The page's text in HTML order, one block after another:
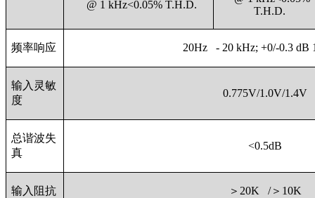
@ 1 kHz<0.05% T.H.D.
T.H.D.
频率响应 20Hz - 20 kHz; +0/-0.3 dB
输入灵敏
度
0.775V/1.0V/1.4V
总谐波失
真
<0.5dB
输入阻抗 ＞20K /＞10K